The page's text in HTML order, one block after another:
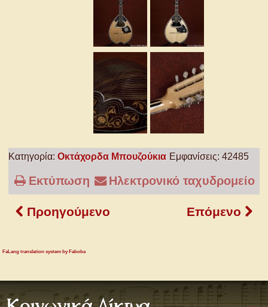
Κατηγορία: Οκτάχορδα Μπουζούκια Εμφανίσεις: 42485
Εκτύπωση Ηλεκτρονικό ταχυδρομείο
Προηγούμενο Επόμενο
FaLang translation system by Faboba